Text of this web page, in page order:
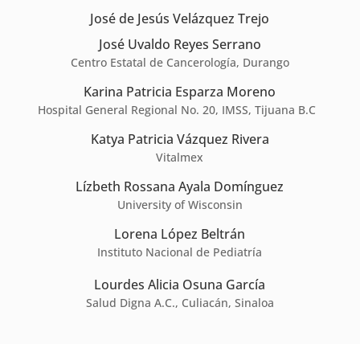
José de Jesús Velázquez Trejo
José Uvaldo Reyes Serrano
Centro Estatal de Cancerología, Durango
Karina Patricia Esparza Moreno
Hospital General Regional No. 20, IMSS, Tijuana B.C
Katya Patricia Vázquez Rivera
Vitalmex
Lízbeth Rossana Ayala Domínguez
University of Wisconsin
Lorena López Beltrán
Instituto Nacional de Pediatría
Lourdes Alicia Osuna García
Salud Digna A.C., Culiacán, Sinaloa